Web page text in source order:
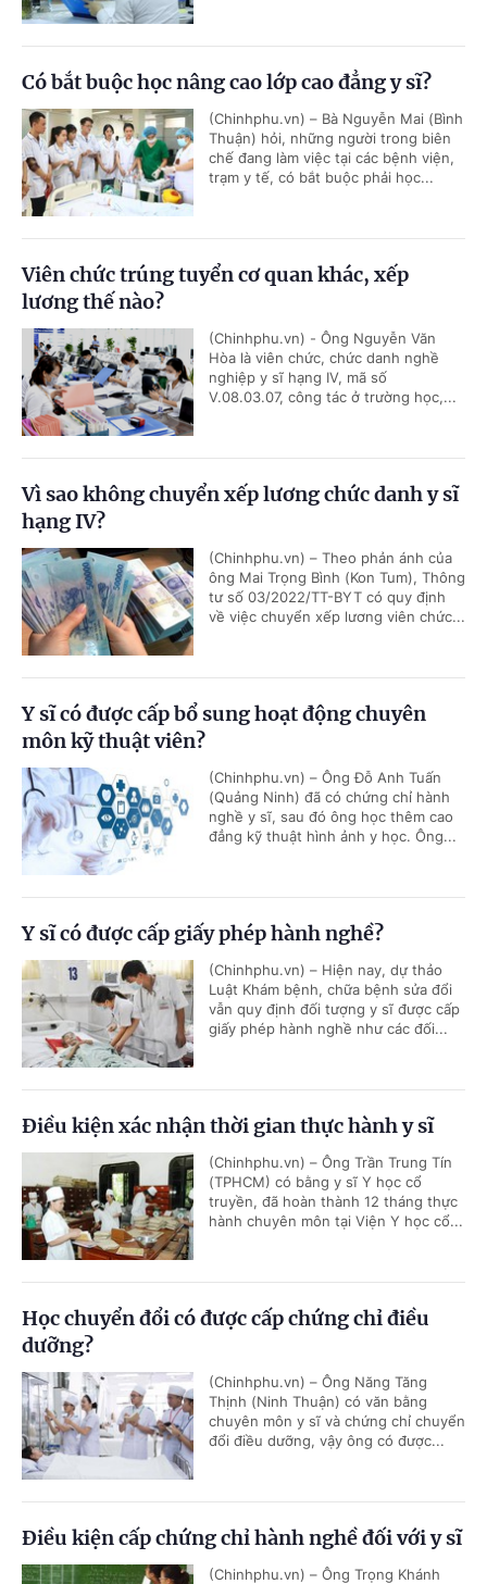
Có bắt buộc học nâng cao lớp cao đẳng y sĩ?
(Chinhphu.vn) – Bà Nguyễn Mai (Bình
Thuận) hỏi, những người trong biên
chế đang làm việc tại các bệnh viện,
trạm y tế, có bắt buộc phải học...
Viên chức trúng tuyển cơ quan khác, xếp
lương thế nào?
(Chinhphu.vn) - Ông Nguyễn Văn
Hòa là viên chức, chức danh nghề
nghiệp y sĩ hạng IV, mã số
V.08.03.07, công tác ở trường học,...
Vì sao không chuyển xếp lương chức danh y sĩ
hạng IV?
(Chinhphu.vn) – Theo phản ánh của
ông Mai Trọng Bình (Kon Tum), Thông
tư số 03/2022/TT-BYT có quy định
về việc chuyển xếp lương viên chức...
Y sĩ có được cấp bổ sung hoạt động chuyên
môn kỹ thuật viên?
(Chinhphu.vn) – Ông Đỗ Anh Tuấn
(Quảng Ninh) đã có chứng chỉ hành
nghề y sĩ, sau đó ông học thêm cao
đẳng kỹ thuật hình ảnh y học. Ông...
Y sĩ có được cấp giấy phép hành nghề?
(Chinhphu.vn) – Hiện nay, dự thảo
Luật Khám bệnh, chữa bệnh sửa đổi
vẫn quy định đối tượng y sĩ được cấp
giấy phép hành nghề như các đối...
Điều kiện xác nhận thời gian thực hành y sĩ
(Chinhphu.vn) – Ông Trần Trung Tín
(TPHCM) có bằng y sĩ Y học cổ
truyền, đã hoàn thành 12 tháng thực
hành chuyên môn tại Viện Y học cổ...
Học chuyển đổi có được cấp chứng chỉ điều
dưỡng?
(Chinhphu.vn) – Ông Năng Tăng
Thịnh (Ninh Thuận) có văn bằng
chuyên môn y sĩ và chứng chỉ chuyển
đổi điều dưỡng, vậy ông có được...
Điều kiện cấp chứng chỉ hành nghề đối với y sĩ
(Chinhphu.vn) – Ông Trọng Khánh